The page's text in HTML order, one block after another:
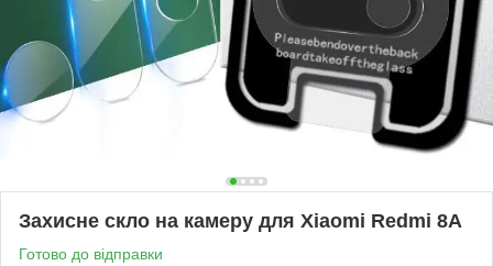
Захисне скло на камеру для Xiaomi Redmi 8A
Готово до відправки